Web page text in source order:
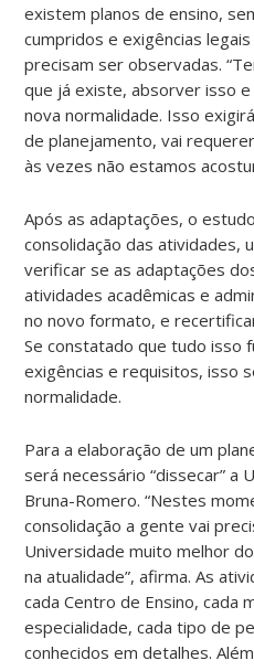
existem planos de ensino,
cumpridos e exigências
precisam ser observadas.
que já existe, absorver isso
nova normalidade. Isso
de planejamento, vai
às vezes não estamos
Após as adaptações, o
consolidação das atividades,
verificar se as adaptações
atividades acadêmicas e
no novo formato, e
Se constatado que tudo isso
exigências e requisitos, isso
normalidade.
Para a elaboração de um
será necessário “dissecar” a
Bruna-Romero. “Nestes
consolidação a gente vai
Universidade muito melhor
na atualidade”, afirma. As
cada Centro de Ensino, cada
especialidade, cada tipo de
conhecidos em detalhes.